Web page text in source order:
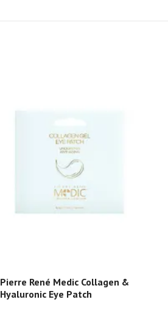
Pierre René Medic Collagen &
Hyaluronic Eye Patch